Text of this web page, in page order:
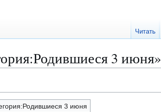
3 июня»
3 июня
Читать